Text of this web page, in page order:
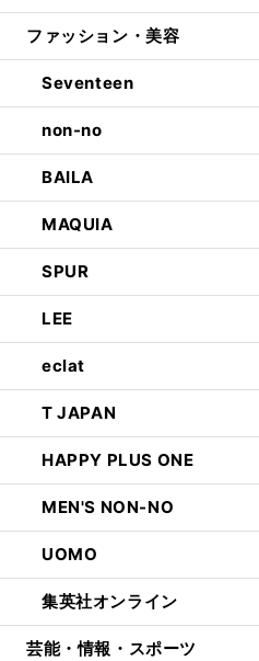
ファッション・美容
Seventeen
non-no
BAILA
MAQUIA
SPUR
LEE
eclat
T JAPAN
HAPPY PLUS ONE
MEN'S NON-NO
UOMO
集英社オンライン
芸能・情報・スポーツ